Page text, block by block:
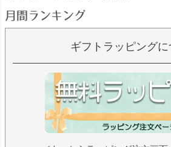
月間ランキング
ギフトラッピングに